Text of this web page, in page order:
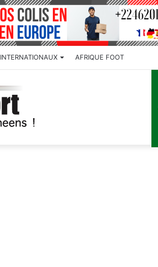
INTERNATIONAUX AFRIQUE FOOT